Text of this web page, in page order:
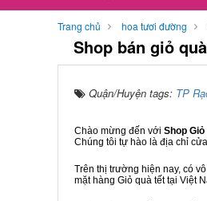
Trang chủ hoa tươi đường
Shop bán giỏ
Quận/Huyện tags: TP
Chào mừng đến với Shop
Chúng tôi tự hào là địa chỉ
Trên thị trường hiện nay, có
mặt hàng Giỏ quà tết tại Việt